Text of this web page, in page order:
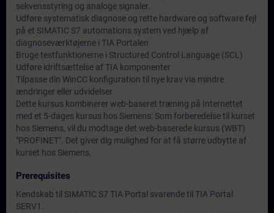
sekvensstyring og analoge signaler.
Udføre systematisk diagnose og rette hardware og software fejl
på et SIMATIC S7 automations system ved hjælp af
diagnoseværktøjerne i TIA Portalen
Bruge testfunktionerne i Structured Control Language (SCL)
Udføre idriftsættelse af TIA komponenter
Tilpasse din WinCC konfiguration til nye krav via mindre
ændringer eller udvidelser
Dette kursus kombinerer web-baseret træning på Internettet
med et 5-dages kursus hos Siemens: Som forberedelse til kurset
hos Siemens, vil du modtage det web-baserede kursus (WBT)
"PROFINET". Det giver dig mulighed for at få større udbytte af
kurset hos Siemens.
Prerequisites
Kendskab til SIMATIC S7 TIA Portal svarende til TIA Portal
SERV1.